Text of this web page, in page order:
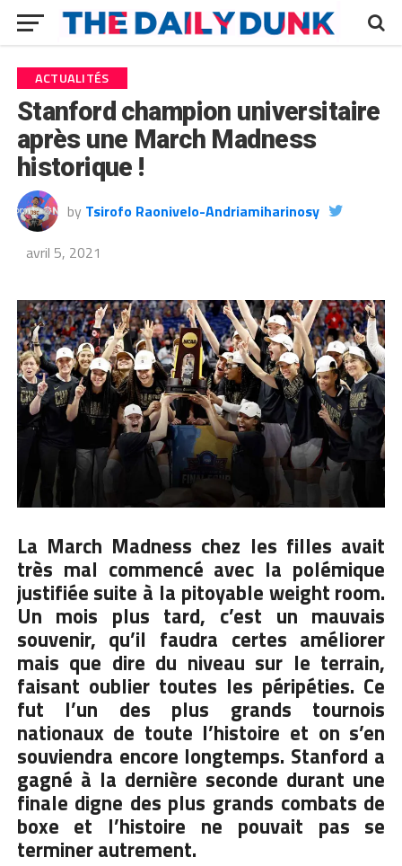
ACTUALITÉS
Stanford champion universitaire
après une March Madness
historique !
by Tsirofo Raonivelo-Andriamiharinosy
avril 5, 2021
La March Madness chez les filles avait
très mal commencé avec la polémique
justifiée suite à la pitoyable weight room.
Un mois plus tard, c’est un mauvais
souvenir, qu’il faudra certes améliorer
mais que dire du niveau sur le terrain,
faisant oublier toutes les péripéties. Ce
fut l’un des plus grands tournois
nationaux de toute l’histoire et on s’en
souviendra encore longtemps. Stanford a
gagné à la dernière seconde durant une
finale digne des plus grands combats de
boxe et l’histoire ne pouvait pas se
terminer autrement.